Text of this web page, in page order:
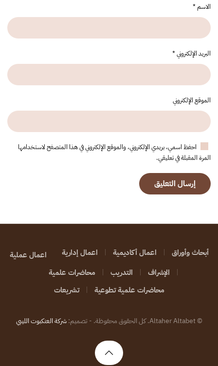
الاسم*
البريد الإلكتروني*
الموقع الإلكتروني
احفظ اسمي، بريدي الإلكتروني، والموقع الإلكتروني في هذا المتصفح لاستخدامها
المرة المقبلة في تعليقي.
إرسال التعليق
أبحاث وأوراق اعمال أكاديمية اعمال إدارية
اعمال عملية
الإشراف
التدريب
محاضرات علمية
محاضرات علمية تطوعية
تشريعات
©Altaher Altabet. كل الحقوق محفوظة. - تصميم: شركة العنكبوت الليبي